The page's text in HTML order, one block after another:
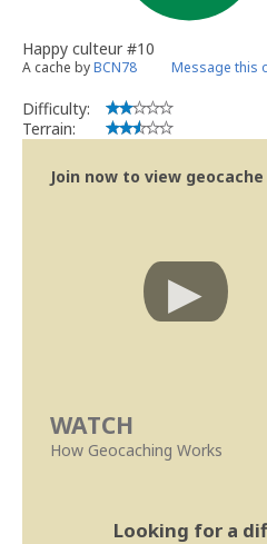
Happy culteur #10
A cache byBCN78 Message this
Difficulty:
Terrain:
Join now to view
WATCH
How Geocaching Works
Looking for a